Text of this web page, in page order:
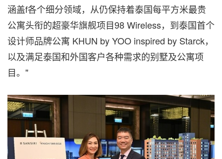
涵盖f各个细分领域，从仍保持着泰国每平方米最贵
公寓头衔的超豪华旗舰项目98 Wireless，到泰国首个
设计师品牌公寓 KHUN by YOO inspired by Starck，
以及满足泰国和外国客户各种需求的别墅及公寓项
目。"